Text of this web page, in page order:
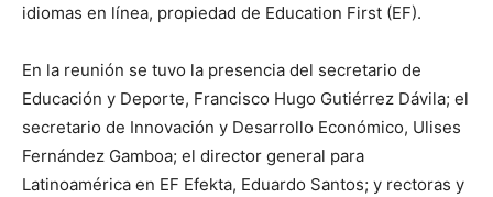
idiomas en línea, propiedad de Education First (EF).
En la reunión se tuvo la presencia del secretario de
Educación y Deporte, Francisco Hugo Gutiérrez Dávila; el
secretario de Innovación y Desarrollo Económico, Ulises
Fernández Gamboa; el director general para
Latinoamérica en EF Efekta, Eduardo Santos; y rectoras y